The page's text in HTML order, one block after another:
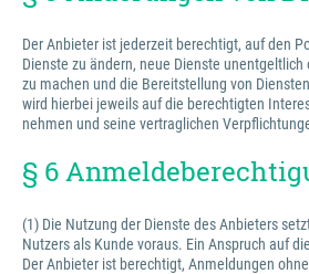
Der Anbieter ist jederzeit berechtigt, auf den
Dienste zu ändern, neue Dienste
zu machen und die Bereitstellung von
wird hierbei jeweils auf die berechtigten
nehmen und seine vertraglichen
§ 6
(1) Die Nutzung der Dienste des Anbieters
Nutzers als Kunde voraus. Ein Anspruch auf
Der Anbieter ist berechtigt, Anmeldungen